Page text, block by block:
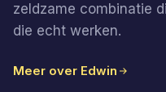
zeldzame combinatie
die echt werken.
Meer over Edwin